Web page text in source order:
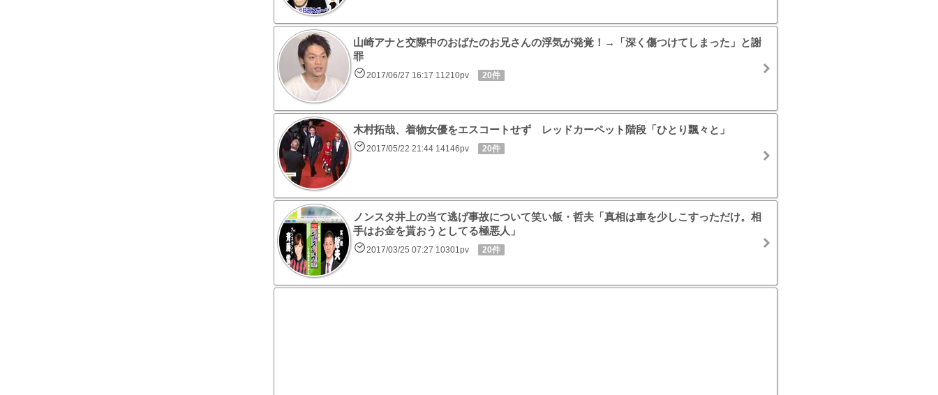
山崎アナと交際中のおばたのお兄さんの浮気が発覚！→「深く傷つけてしまった」と謝
罪
2017/06/27 16:17 11210pv 20件
木村拓哉、着物女優をエスコートせず レッドカーペット階段「ひとり飄々と」
2017/05/22 21:44 14146pv 20件
ノンスタ井上の当て逃げ事故について笑い飯・哲夫「真相は車を少しこすっただけ。相
手はお金を貰おうとしてる極悪人」
2017/03/25 07:27 10301pv 20件